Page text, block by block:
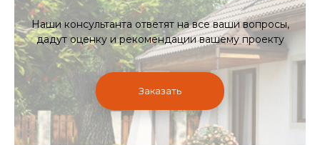
Наши консультанта ответят на все ваши вопросы,
дадут оценку и рекомендации вашему проекту
Заказать